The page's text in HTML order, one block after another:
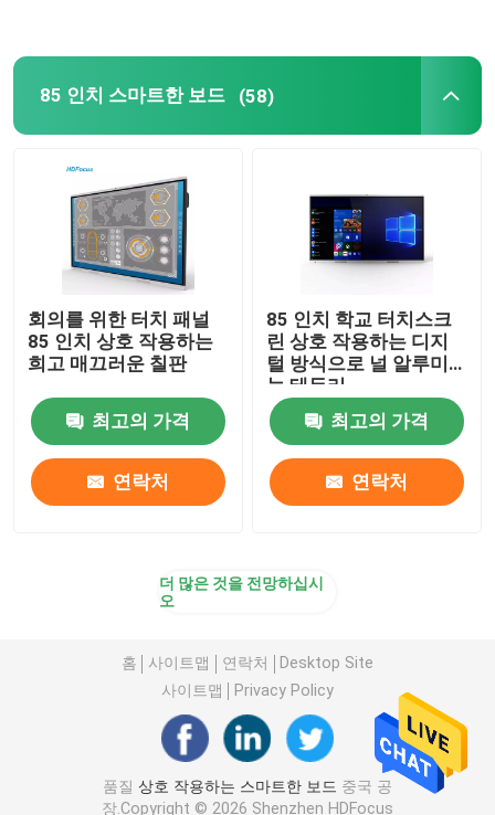
85 인치 스마트한 보드 (58)
회의를 위한 터치 패널
85 인치 상호 작용하는
희고 매끄러운 칠판
최고의 가격
연락처
85 인치 학교 터치스크
린 상호 작용하는 디지
털 방식으로 널 알루미
늄 테두리
최고의 가격
연락처
더 많은 것을 전망하십시
오
홈 사이트맵 연락처
Desktop Site
사이트맵
Privacy Policy
품질 상호 작용하는 스마트한 보드 중국 공
장.Copyright © 2026 Shenzhen HDFocus